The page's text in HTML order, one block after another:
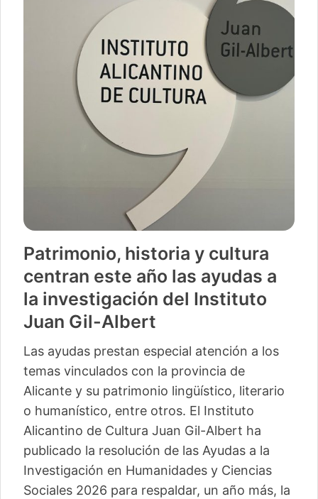
Patrimonio, historia y cultura
centran este año las ayudas a
la investigación del Instituto
Juan Gil-Albert
Las ayudas prestan especial atención a los
temas vinculados con la provincia de
Alicante y su patrimonio lingüístico, literario
o humanístico, entre otros. El Instituto
Alicantino de Cultura Juan Gil-Albert ha
publicado la resolución de las Ayudas a la
Investigación en Humanidades y Ciencias
Sociales 2026 para respaldar, un año más, la